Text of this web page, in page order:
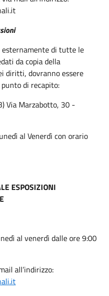
di tutte le
da copia della
diritti, dovranno essere
di recapito:
Via Marzabotto, 30 -
al Venerdì con orario
ESPOSIZIONI
al venerdì dalle ore 9:00
all’indirizzo: